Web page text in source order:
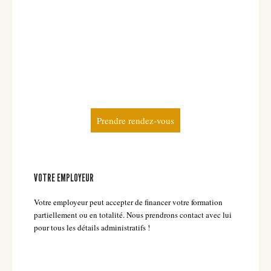
Prendre rendez-vous
VOTRE EMPLOYEUR
Votre employeur peut accepter de financer votre formation
partiellement ou en totalité. Nous prendrons contact avec lui
pour tous les détails administratifs !